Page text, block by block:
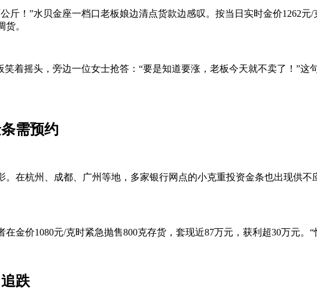
斤！”水贝金座一档口老板娘边清点货款边感叹。按当日实时金价1262
货。
笑着摇头，旁边一位女士抢答：“要是知道要涨，老板今天就不卖了！”
需预约
在杭州、成都、广州等地，多家银行网点的小克重投资金条也出现供
金价1080元/克时紧急抛售800克存货，套现近87万元，获利超30万元。
跌